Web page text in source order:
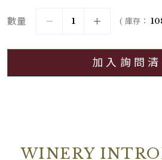
年份
Village / 村莊級
數量 ( 庫存：
加入詢問清
WINERY